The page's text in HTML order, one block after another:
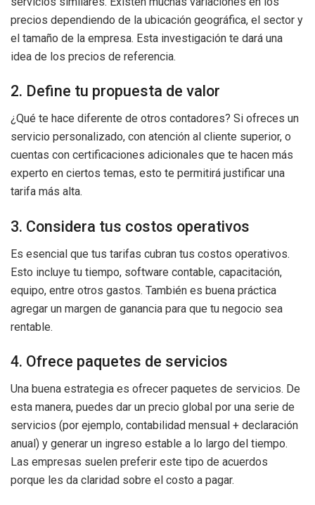
precios dependiendo de la ubicación geográfica, el sector y
el tamaño de la empresa. Esta investigación te dará una
idea de los precios de referencia.
2. Define tu propuesta de valor
¿Qué te hace diferente de otros contadores? Si ofreces un
servicio personalizado, con atención al cliente superior, o
cuentas con certificaciones adicionales que te hacen más
experto en ciertos temas, esto te permitirá justificar una
tarifa más alta.
3. Considera tus costos operativos
Es esencial que tus tarifas cubran tus costos operativos.
Esto incluye tu tiempo, software contable, capacitación,
equipo, entre otros gastos. También es buena práctica
agregar un margen de ganancia para que tu negocio sea
rentable.
4. Ofrece paquetes de servicios
Una buena estrategia es ofrecer paquetes de servicios. De
esta manera, puedes dar un precio global por una serie de
servicios (por ejemplo, contabilidad mensual + declaración
anual) y generar un ingreso estable a lo largo del tiempo.
Las empresas suelen preferir este tipo de acuerdos
porque les da claridad sobre el costo a pagar.